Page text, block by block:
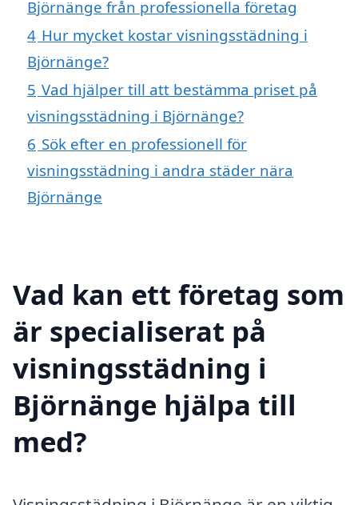
Björnänge från professionella företag
4 Hur mycket kostar visningsstädning i
Björnänge?
5 Vad hjälper till att bestämma priset på
visningsstädning i Björnänge?
6 Sök efter en professionell för
visningsstädning i andra städer nära
Björnänge
Vad kan ett företag som
är specialiserat på
visningsstädning i
Björnänge hjälpa till
med?